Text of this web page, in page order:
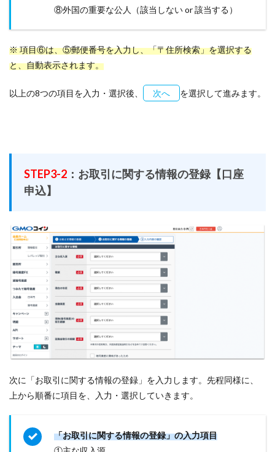
⑧外国の重要な公人（該当しない or 該当する）
※ 項目⑥は、⑤郵便番号を入力し、「〒住所検索」を選択する
と、自動表示されます。
以上の8つの項目を入力・選択後、 次へ を選択して進みます。
STEP3-2 ：お取引に関する情報の登録【口座
申込】
次に「お取引に関する情報の登録」を入力します。先程同様に、
上から順番に項目を、入力・選択していきます。
「お取引に関する情報の登録」の入力項目